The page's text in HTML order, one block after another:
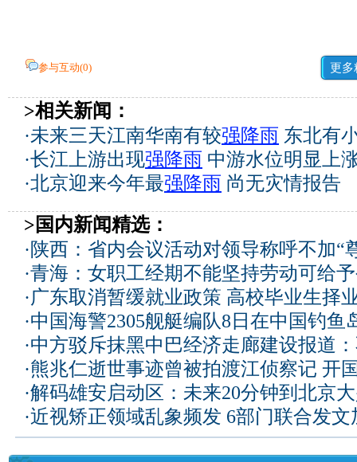
参与互动(0) 更多
>相关新闻：
·未来三天江南华南有较强降雨 东北有
·长江上游出现强降雨 中游水位明显上
·北京迎来今年最强降雨 尚无灾情报告
>国内新闻精选：
· 陕西：省内会议活动对领导称呼不加“
·青海：女职工经期不能坚持劳动可给
·广东取消暂缓就业政策 高校毕业生择
·中国海警2305舰艇编队8日在中国钓鱼
·中方驳斥抹黑中巴经济走廊建设报道
·熊兆仁逝世事迹曾被拍渡江侦察记 开
·解码雄安启动区：未来20分钟到北京
·近视矫正领域乱象频发 6部门联合发文